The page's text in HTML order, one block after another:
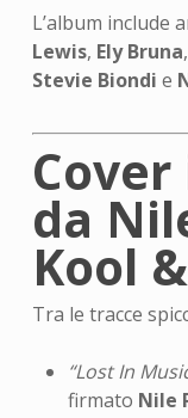
L’album include
Lewis, Ely Bruna,
Stevie Biondi e
da
Kool
Tra le tracce
“Lost In
firmato Nile